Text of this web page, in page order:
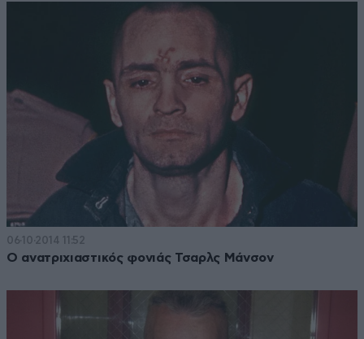
06·10·2014 11:52
Ο ανατριχιαστικός φονιάς Τσαρλς Μάνσον